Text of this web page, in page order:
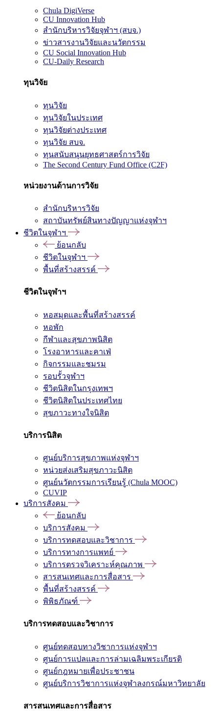
Chula DigiVerse
CU Innovation Hub
สำนักบริหารวิจัยจุฬาฯ (สบจ.)
ข่าวสารงานวิจัยและนวัตกรรม
CU Social Innovation Hub
CU-Daily Research
ทุนวิจัย
ทุนวิจัย
ทุนวิจัยในประเทศ
ทุนวิจัยต่างประเทศ
ทุนวิจัย สบจ.
ทุนสนับสนุนยุทธศาสตร์การวิจัย
The Second Century Fund Office (C2F)
หน่วยงานด้านการวิจัย
สำนักบริหารวิจัย
สถาบันทรัพย์สินทางปัญญาแห่งจุฬาฯ
ชีวิตในจุฬาฯ
ย้อนกลับ
ชีวิตในจุฬาฯ
พื้นที่สร้างสรรค์
ชีวิตในจุฬาฯ
หอสมุดและพื้นที่สร้างสรรค์
หอพัก
กีฬาและสุขภาพนิสิต
โรงอาหารและคาเฟ่
กิจกรรมและชมรม
รอบรั้วจุฬาฯ
ชีวิตนิสิตในกรุงเทพฯ
ชีวิตนิสิตในประเทศไทย
สุขภาวะทางใจนิสิต
บริการนิสิต
ศูนย์บริการสุขภาพแห่งจุฬาฯ
หน่วยส่งเสริมสุขภาวะนิสิต
ศูนย์นวัตกรรมการเรียนรู้ (Chula MOOC)
CUVIP
บริการสังคม
ย้อนกลับ
บริการสังคม
บริการทดสอบและวิชาการ
บริการทางการแพทย์
บริการตรวจวิเคราะห์คุณภาพ
สารสนเทศและการสื่อสาร
พื้นที่สร้างสรรค์
พิพิธภัณฑ์
บริการทดสอบและวิชาการ
ศูนย์ทดสอบทางวิชาการแห่งจุฬาฯ
ศูนย์การแปลและการล่ามเฉลิมพระเกียรติ
ศูนย์กฎหมายเพื่อประชาชน
ศูนย์บริการวิชาการแห่งจุฬาลงกรณ์มหาวิทยาลัย
สารสนเทศและการสื่อสาร